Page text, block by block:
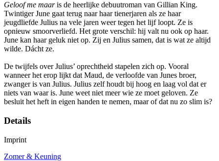
Geloof me maaris de heerlijke debuutroman van Gillian King.
Twintiger June gaat terug naar haar tienerjaren als ze haar
jeugdliefde Julius na vele jaren weer tegen het lijf loopt. Ze is
opnieuw smoorverliefd. Het grote verschil: hij valt nu ook op haar.
June kan haar geluk niet op. Zij en Julius samen, dat is wat ze altijd
wilde. Dácht ze.
De twijfels over Julius’ oprechtheid stapelen zich op. Vooral
wanneer het erop lijkt dat Maud, de verloofde van Junes broer,
zwanger is van Julius. Julius zelf houdt bij hoog en laag vol dat er
niets van waar is. June weet niet meer wie ze moet geloven. Ze
besluit het heft in eigen handen te nemen, maar of dat nu zo slim is?
Details
Imprint
Zomer & Keuning